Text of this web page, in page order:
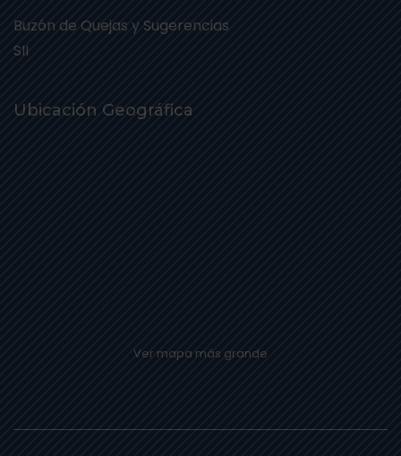
Buzón de Quejas y Sugerencias
SII
Ubicación Geográfica
Ver mapa más grande